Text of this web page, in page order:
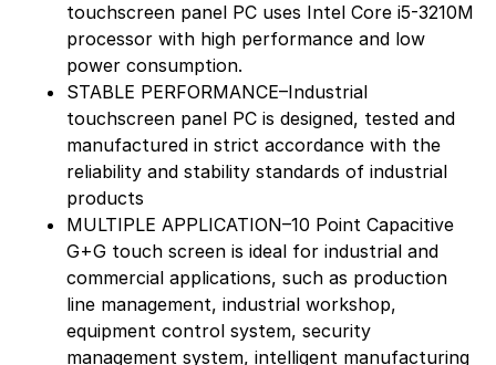
touchscreen panel PC uses Intel Core i5-3210M
processor with high performance and low
power consumption.
STABLE PERFORMANCE–Industrial
touchscreen panel PC is designed, tested and
manufactured in strict accordance with the
reliability and stability standards of industrial
products
MULTIPLE APPLICATION–10 Point Capacitive
G+G touch screen is ideal for industrial and
commercial applications, such as production
line management, industrial workshop,
equipment control system, security
management system, intelligent manufacturing